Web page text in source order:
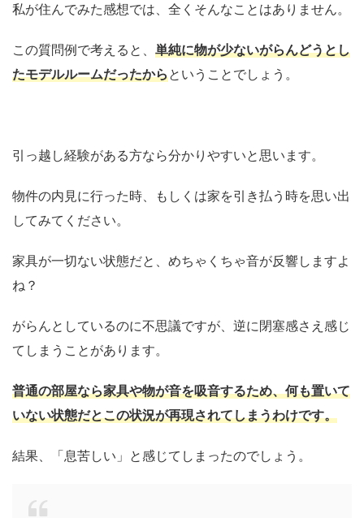
私が住んでみた感想では、全くそんなことはありません。
この質問例で考えると、 単純に物が少ないがらんどうとし
たモデルルームだったからということでしょう。
引っ越し経験がある方なら分かりやすいと思います。
物件の内見に行った時、もしくは家を引き払う時を思い出
してみてください。
家具が一切ない状態だと、めちゃくちゃ音が反響しますよ
ね？
がらんとしているのに不思議ですが、逆に閉塞感さえ感じ
てしまうことがあります。
普通の部屋なら家具や物が音を吸音するため、何も置いて
いない状態だとこの状況が再現されてしまうわけです。
結果、「息苦しい」と感じてしまったのでしょう。